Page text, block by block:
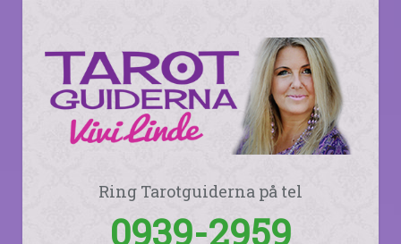
Ring Tarotguiderna på tel
0939-2959